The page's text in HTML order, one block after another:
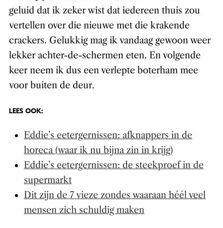
geluid dat ik zeker wist dat iedereen thuis zou
vertellen over die nieuwe met die krakende
crackers. Gelukkig mag ik vandaag gewoon weer
lekker achter-de-schermen eten. En volgende
keer neem ik dus een verlepte boterham mee
voor buiten de deur.
LEES OOK:
Eddie’s eetergernissen: afknappers in de
horeca (waar ik nu bijna zin in krijg)
Eddie’s eetergernissen: de steekproef in de
supermarkt
Dit zijn de 7 vieze zondes waaraan héél veel
mensen zich schuldig maken